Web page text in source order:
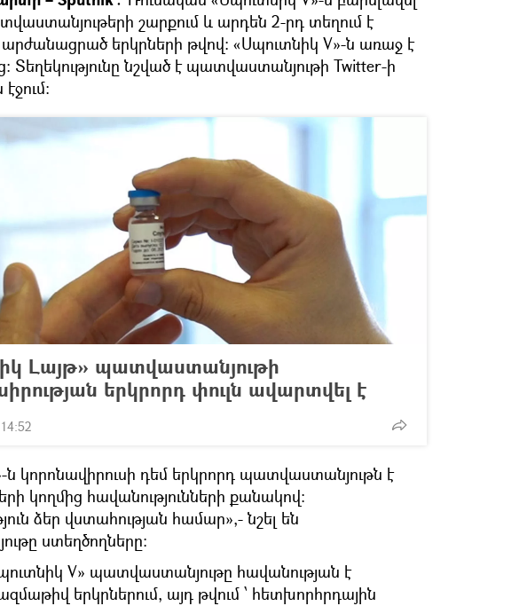
շարքում և արդեն 2-րդ տեղում է
երկրների թվով։ «Սպուտնիկ V»-ն առաջ է
Տեղեկությունը նշված է պատվաստանյութի Twitter-ի
Լայթ» պատվաստանյութի
երկրորդ փուլն ավարտվել է
ն կորոնավիրուսի դեմ երկրորդ պատվաստանյութն է
կողմից հավանությունների քանակով։
ձեր վստահության համար»,- նշել են
ստեղծողները։
V» պատվաստանյութը հավանության է
երկրներում, այդ թվում ՝ հետխորհրդային